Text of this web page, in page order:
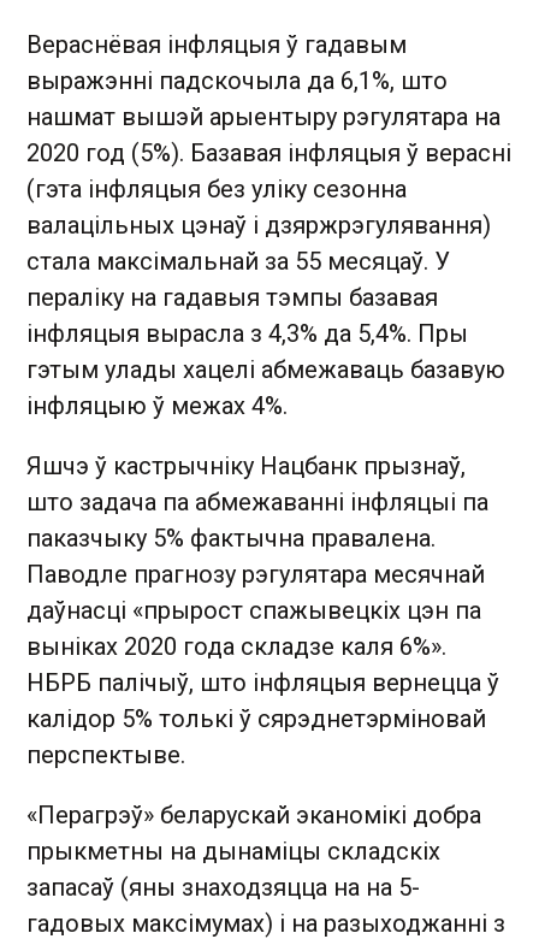
Вераснёвая інфляцыя ў гадавым
выражэнні падскочыла да 6,1%, што
нашмат вышэй арыентыру рэгулятара на
2020 год (5%). Базавая інфляцыя ў верасні
(гэта інфляцыя без уліку сезонна
валацільных цэнаў і дзяржрэгулявання)
стала максімальнай за 55 месяцаў. У
пераліку на гадавыя тэмпы базавая
інфляцыя вырасла з 4,3% да 5,4%. Пры
гэтым улады хацелі абмежаваць базавую
інфляцыю ў межах 4%.
Яшчэ ў кастрычніку Нацбанк прызнаў,
што задача па абмежаванні інфляцыі па
паказчыку 5% фактычна правалена.
Паводле прагнозу рэгулятара месячнай
даўнасці «прырост спажывецкіх цэн па
выніках 2020 года складзе каля 6%».
НБРБ палічыў, што інфляцыя вернецца ў
калідор 5% толькі ў сярэднетэрміновай
перспектыве.
«Перагрэў» беларускай эканомікі добра
прыкметны на дынаміцы складскіх
запасаў (яны знаходзяцца на на 5-
гадовых максімумах) і на разыходжанні з